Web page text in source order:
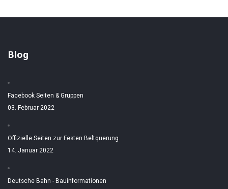
Blog
Facebook Seiten & Gruppen
03. Februar 2022
Offizielle Seiten zur Festen Beltquerung
14. Januar 2022
Deutsche Bahn - Bauinformationen